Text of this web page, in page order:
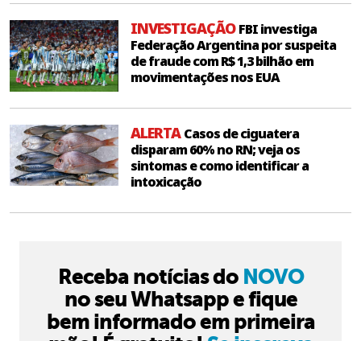
INVESTIGAÇÃOFBI investiga
Federação Argentina por suspeita
de fraude com R$ 1,3 bilhão em
movimentações nos EUA
ALERTACasos de ciguatera
disparam 60% no RN; veja os
sintomas e como identificar a
intoxicação
Receba notícias do NOVO
no seu Whatsapp e fique
bem informado em primeira